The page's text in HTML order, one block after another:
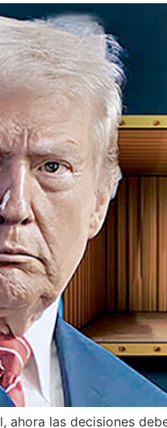
ahora las decisiones